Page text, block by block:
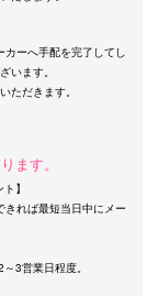
カーへ手配を完了してし
います。
ただきます。
ます。
】
れば最短当日中にメー
3営業日程度。